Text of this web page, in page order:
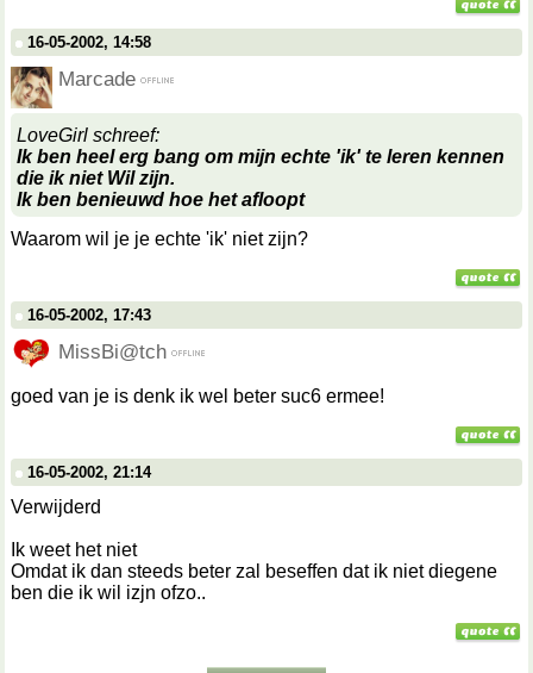
16-05-2002, 14:58
Marcade
LoveGirl schreef:
Ik ben heel erg bang om mijn echte 'ik' te leren kennen
die ik niet Wil zijn.
Ik ben benieuwd hoe het afloopt
Waarom wil je je echte 'ik' niet zijn?
16-05-2002, 17:43
MissBi@tch
goed van je is denk ik wel beter suc6 ermee!
16-05-2002, 21:14
Verwijderd
Ik weet het niet
Omdat ik dan steeds beter zal beseffen dat ik niet diegene
ben die ik wil izjn ofzo..